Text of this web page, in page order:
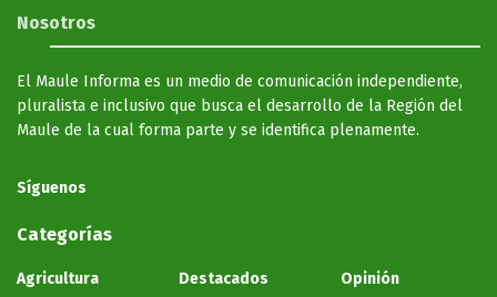
Nosotros
El Maule Informa es un medio de comunicación independiente,
pluralista e inclusivo que busca el desarrollo de la Región del
Maule de la cual forma parte y se identifica plenamente.
Síguenos
Categorías
Agricultura
Destacados
Opinión